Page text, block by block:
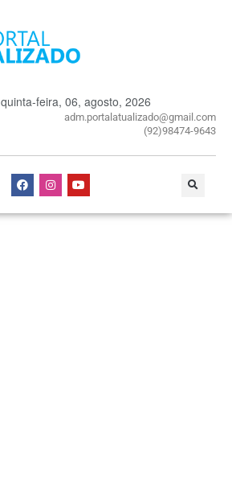
quinta-feira, 06, agosto, 2026
adm.portalatualizado@gmail.com
(92)98474-9643